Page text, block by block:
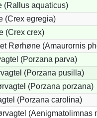
(Rallus aquaticus)
(Crex egregia)
(Crex crex)
Rørhøne (Amaurornis
(Porzana parva)
(Porzana pusilla)
(Porzana porzana)
(Porzana carolina)
(Aenigmatolimnas